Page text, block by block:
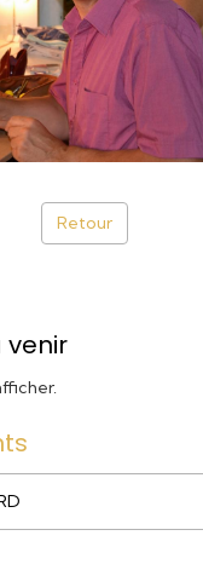
Retour
venir